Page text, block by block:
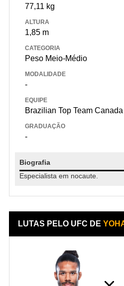
77,11 kg
ALTURA
1,85 m
CATEGORIA
Peso Meio-Médio
MODALIDADE
-
EQUIPE
Brazilian Top Team Canada
GRADUAÇÃO
-
Biografia
Especialista em nocaute.
LUTAS PELO UFC DE